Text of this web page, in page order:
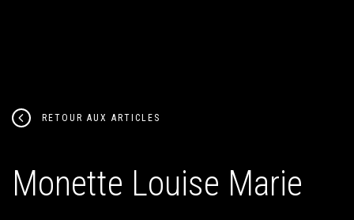
RETOUR AUX ARTICLES
Monette Louise Marie